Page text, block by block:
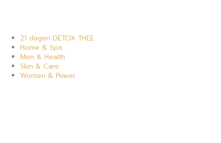
21 dagen DETOX THEE
Home & Spa
Men & Health
Skin & Care
Women & Power